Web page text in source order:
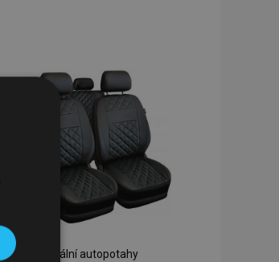
Univerzální autopotahy